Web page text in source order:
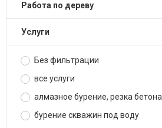
работа по дереву
услуги
Без фильтрации
все услуги
алмазное бурение, резка бетона
бурение скважин под воду